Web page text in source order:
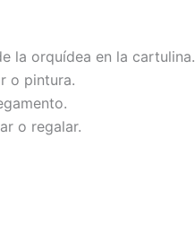
la orquídea en la cartulina.
o pintura.
o regalar.